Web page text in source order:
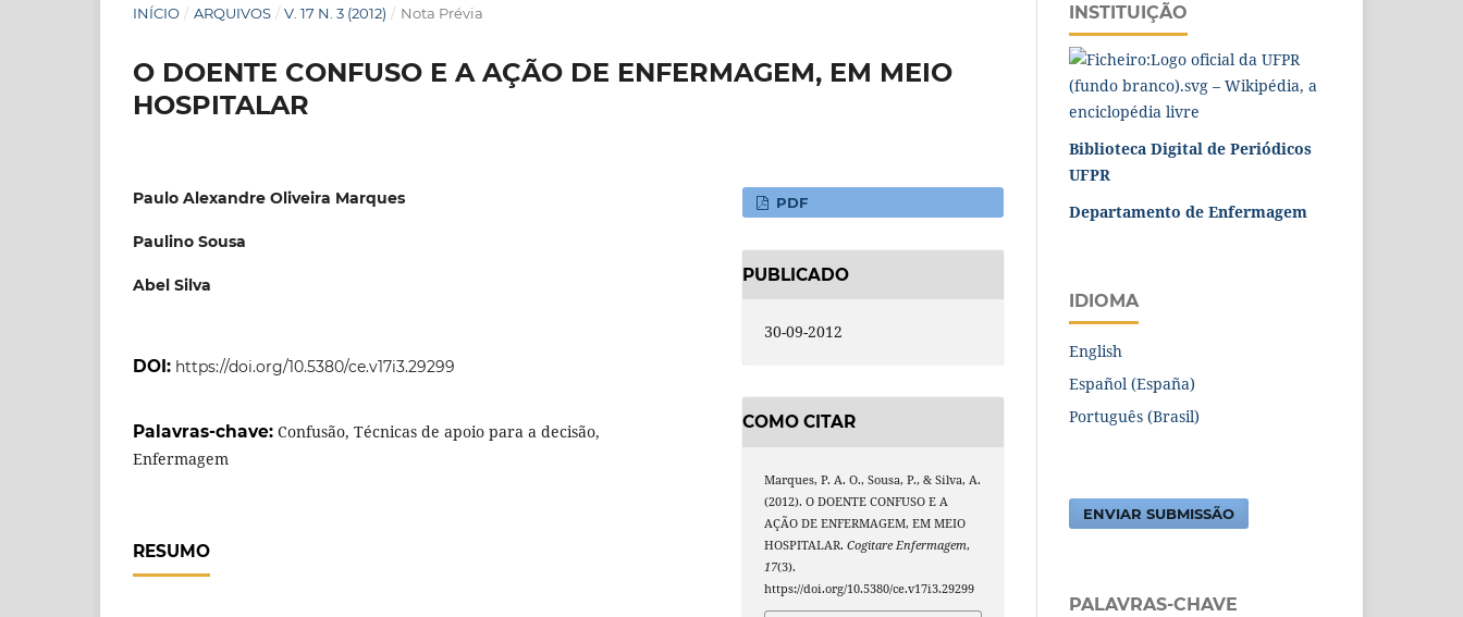
INÍCIO / ARQUIVOS / V. 17 N. 3 (2012) / Nota Prévia
O DOENTE CONFUSO E A AÇÃO DE ENFERMAGEM, EM MEIO
HOSPITALAR
Paulo Alexandre Oliveira Marques
Paulino Sousa
Abel Silva
DOI: https://doi.org/10.5380/ce.v17i3.29299
Palavras-chave: Confusão, Técnicas de apoio para a decisão,
Enfermagem
RESUMO
PDF
PUBLICADO
30-09-2012
COMO CITAR
Marques, P. A. O., Sousa, P., & Silva, A.
(2012). O DOENTE CONFUSO E A
AÇÃO DE ENFERMAGEM, EM MEIO
HOSPITALAR.Cogitare Enfermagem,
17(3).
https://doi.org/10.5380/ce.v17i3.29299
INSTITUIÇÃO
Biblioteca Digital de Periódicos
UFPR
Departamento de Enfermagem
IDIOMA
English
Español (España)
Português (Brasil)
ENVIAR SUBMISSÃO
PALAVRAS-CHAVE